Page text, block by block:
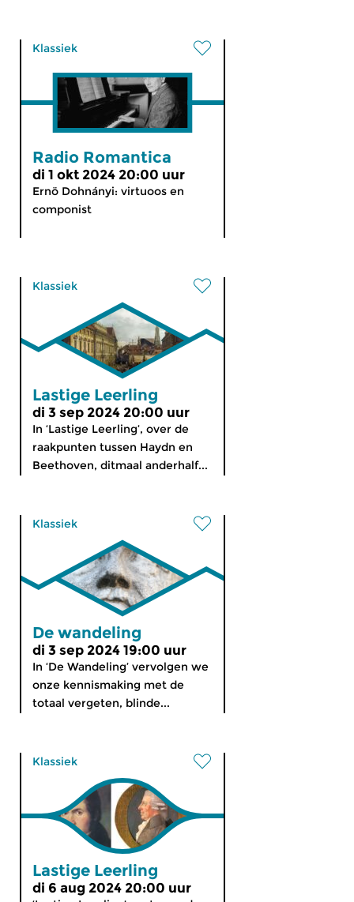
Klassiek
Radio Romantica
di 1 okt 2024 20:00 uur
Ernö Dohnányi: virtuoos en
componist
Klassiek
Lastige Leerling
di 3 sep 2024 20:00 uur
In ‘Lastige Leerling’, over de
raakpunten tussen Haydn en
Beethoven, ditmaal anderhalf...
Klassiek
De wandeling
di 3 sep 2024 19:00 uur
In ‘De Wandeling’ vervolgen we
onze kennismaking met de
totaal vergeten, blinde...
Klassiek
Lastige Leerling
di 6 aug 2024 20:00 uur